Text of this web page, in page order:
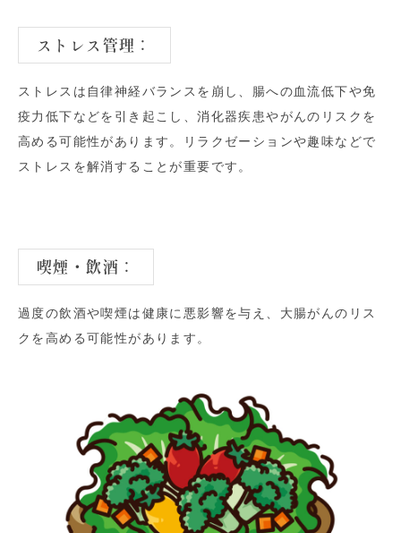
ストレス管理 ：
ストレスは自律神経バランスを崩し、腸への血流低下や免
疫力低下などを引き起こし、消化器疾患やがんのリスクを
高める可能性があります。リラクゼーションや趣味などで
ストレスを解消することが重要です。
喫煙・飲酒 ：
過度の飲酒や喫煙は健康に悪影響を与え、大腸がんのリス
クを高める可能性があります。